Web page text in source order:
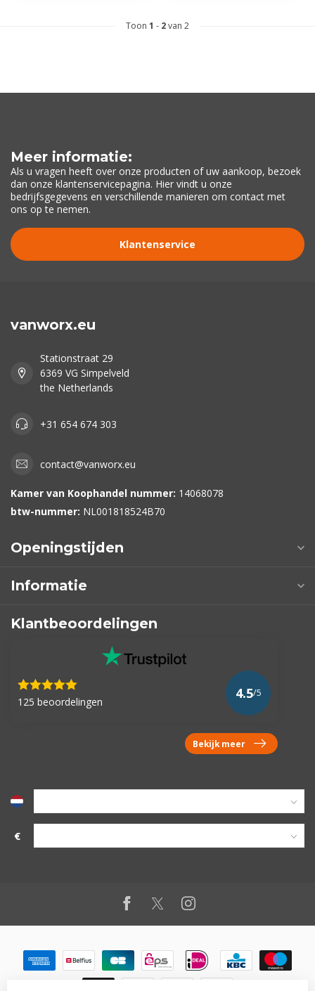
Toon 1 - 2van 2
Meer informatie:
Als u vragen heeft over onze producten of uw aankoop, bezoek
dan onze klantenservicepagina. Hier vindt u onze
bedrijfsgegevens en verschillende manieren om contact met
ons op te nemen.
Klantenservice
vanworx.eu
Stationstraat 29
6369 VG Simpelveld
the Netherlands
+31 654 674 303
contact@vanworx.eu
Kamer van Koophandel nummer: 14068078
btw-nummer: NL001818524B70
Openingstijden
Informatie
Klantbeoordelingen
125 beoordelingen
4.5/5
Bekijk meer
€